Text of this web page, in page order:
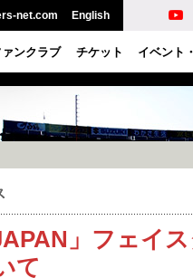
net.com English
ァンクラブ チケット イベント
」フェイ
て